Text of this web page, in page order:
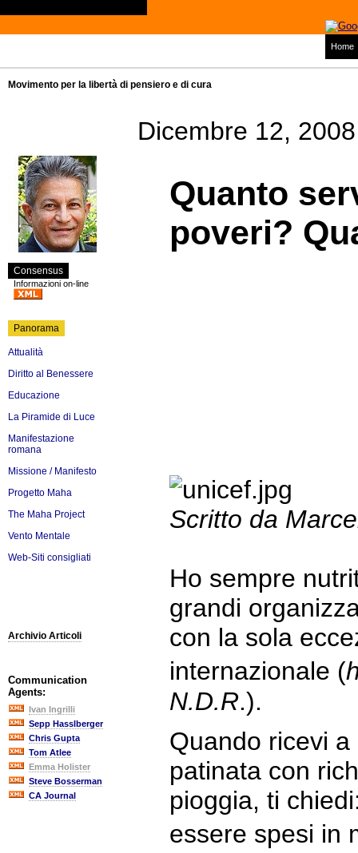
Home
Movimento per la libertà di pensiero e di cura
Consensus
Informazioni on-line
Panorama
Attualità
Diritto al Benessere
Educazione
La Piramide di Luce
Manifestazione
romana
Missione / Manifesto
Progetto Maha
The Maha Project
Vento Mentale
Web-Siti consigliati
Archivio Articoli
Communication
Agents:
Ivan Ingrilli
Sepp Hasslberger
Chris Gupta
Tom Atlee
Emma Holister
Steve Bosserman
CA Journal
Dicembre 12, 2008
Quanto
poveri?
Scritto da
Ho sempre
grandi
con la sola
internazionale (
N.D.R.).
Quando ricevi
patinata con
pioggia, ti
essere spesi in